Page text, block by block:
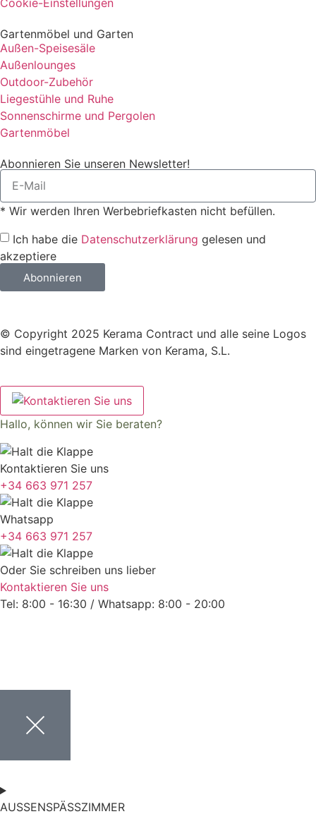
Gartenmöbel und Garten
Außen-Speisesäle
Außenlounges
Outdoor-Zubehör
Liegestühle und Ruhe
Sonnenschirme und Pergolen
Gartenmöbel
Abonnieren Sie unseren Newsletter!
* Wir werden Ihren Werbebriefkasten nicht befüllen.
Ich habe die Datenschutzerklärung gelesen und
akzeptiere
Abonnieren
© Copyright 2025 Kerama Contract und alle seine Logos
sind eingetragene Marken von Kerama, S.L.
Hallo, können wir Sie beraten?
Kontaktieren Sie uns
+34 663 971 257
Whatsapp
+34 663 971 257
Oder Sie schreiben uns lieber
Kontaktieren Sie uns
Tel: 8:00 - 16:30 / Whatsapp: 8:00 - 20:00
AUSSENSPÄSSZIMMER